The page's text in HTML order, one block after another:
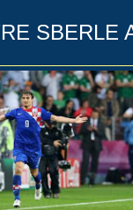
SBERLE